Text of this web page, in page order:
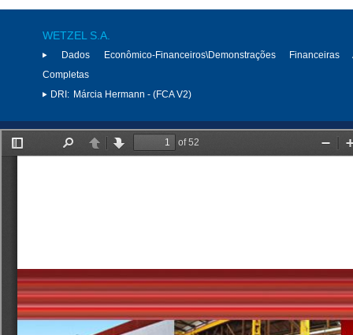
WETZEL S.A.
Dados Econômico-Financeiros\Demonstrações Financeiras
Completas
DRI: Márcia Hermann - (FCA V2)